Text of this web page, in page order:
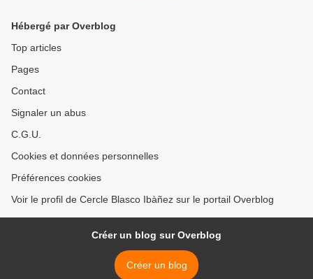
Hébergé par Overblog
Top articles
Pages
Contact
Signaler un abus
C.G.U.
Cookies et données personnelles
Préférences cookies
Voir le profil de Cercle Blasco Ibàñez sur le portail Overblog
Créer un blog sur Overblog
Créer un blog